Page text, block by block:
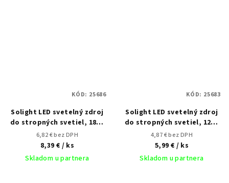
Solight LED svetelný zdroj
do stropných svetiel, 18W,
1800lm, 4000K, 155mm
6,82 € bez DPH
8,39 € / ks
Skladom u partnera
KÓD: 25686
Solight LED svetelný zdroj
do stropných svetiel, 12W,
1200lm, 4000K, 130mm
4,87 € bez DPH
5,99 € / ks
Skladom u partnera
KÓD: 25683